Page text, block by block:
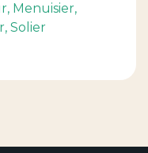
, Menuisier,
, Solier